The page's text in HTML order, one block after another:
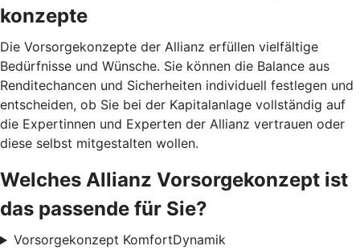
konzepte
Die Vorsorgekonzepte der Allianz erfüllen vielfältige
Bedürfnisse und Wünsche. Sie können die Balance aus
Renditechancen und Sicherheiten individuell festlegen und
entscheiden, ob Sie bei der Kapitalanlage vollständig auf
die Expertinnen und Experten der Allianz vertrauen oder
diese selbst mitgestalten wollen.
Welches Allianz Vorsorgekonzept ist
das passende für Sie?
Vorsorgekonzept KomfortDynamik